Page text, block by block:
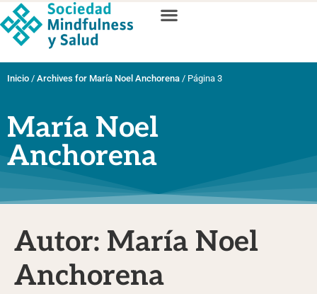
Inicio / Archives for María Noel Anchorena / Página 3
María Noel
Anchorena
Autor: María Noel
Anchorena